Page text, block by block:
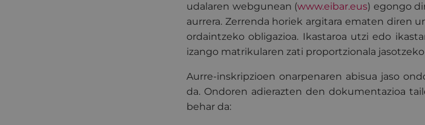
udalaren webgunean (www.eibar.eus) egongo
aurrera. Zerrenda horiek argitara ematen diren
ordaintzeko obligazioa. Ikastaroa utzi edo
izango matrikularen zati proportzionala
Aurre-inskripzioen onarpenaren abisua jaso
da. Ondoren adierazten den dokumentazioa
behar da: